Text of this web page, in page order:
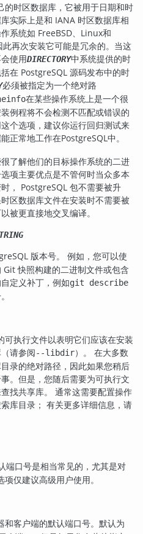
的时区数据库，它被用于日期和时
实际上是和 IANA 时区数据库相
系统如 FreeBSD、Linux和
再次安装它可能是冗余的。当这
使用DIRECTORY中系统提供的时
在 PostgreSQL 源码发布中的时
必须被指定为一个绝对路
在某些操作系统上是一个很
例程将不会检测不匹配或错误的
个选项，建议你运行回归测试来
正常地工作在PostgreSQL中。
了解他们的目标操作系统的二进
项主要优点是不管何时当众多本
， PostgreSQL 包不需要被升
区数据库文件在安装时不需要被
被更直接地交叉编译。
版本号。 例如，您可以使
Git 快照构建的二进制文件或包含
定义补丁，例如git describe
可执行文件以表明它们应该在安装
请参阅--libdir）。 在大多数
录的绝对路径，因此如果您稍后
。但是，您随后需要为可执行文
找共享库。 通常这需要配置操作
库目录； 有关更多详细信息，请
端口号是相当常见的，尤其是对
仅建议高级用户使用。
和客户端的默认端口号。默认为